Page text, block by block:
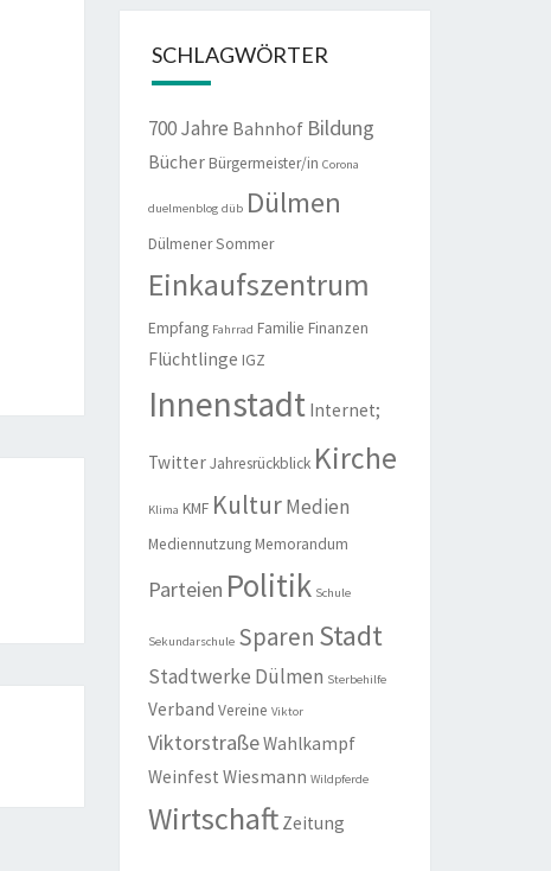
SCHLAGWÖRTER
700 Jahre Bahnhof Bildung
Bücher Bürgermeister/in Corona
duelmenblog düb Dülmen
Dülmener Sommer
Einkaufszentrum
Empfang Fahrrad Familie Finanzen
Flüchtlinge IGZ
Innenstadt Internet;
Twitter Jahresrückblick Kirche
Klima KMF Kultur Medien
Mediennutzung Memorandum
Parteien Politik Schule
Sekundarschule Sparen Stadt
Stadtwerke Dülmen Sterbehilfe
Verband Vereine Viktor
ViktorstraßeWahlkampf
Weinfest Wiesmann Wildpferde
Wirtschaft Zeitung